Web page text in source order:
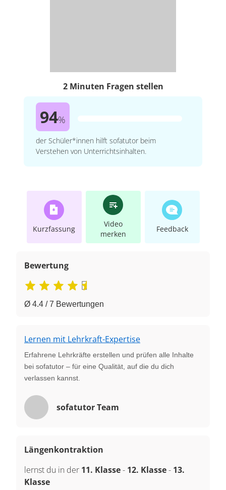
2 Minuten Fragen stellen
94%
der Schüler*innen hilft sofatutor beim
Verstehen von Unterrichtsinhalten.
Kurzfassung
Video
merken
Feedback
Bewertung
Ø 4.4 / 7 Bewertungen
Lernen mit Lehrkraft-Expertise
Erfahrene Lehrkräfte erstellen und prüfen alle Inhalte
bei sofatutor – für eine Qualität, auf die du dich
verlassen kannst.
sofatutor Team
Längenkontraktion
lernst du in der 11. Klasse- 12. Klasse- 13.
Klasse